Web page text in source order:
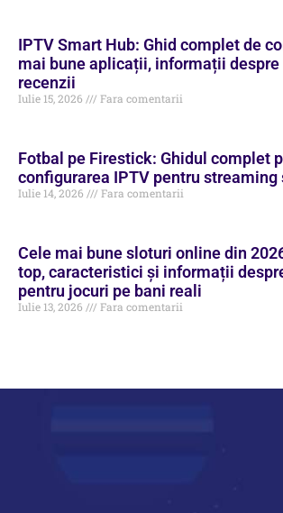
IPTV Smart Hub: Ghid complet de
mai bune aplicații, informații despre
recenzii
Iulie 15, 2026 Fara comentarii
Fotbal pe Firestick: Ghidul complet
configurarea IPTV pentru streaming
Iulie 14, 2026 Fara comentarii
Cele mai bune sloturi online din
top, caracteristici și informații
pentru jocuri pe bani reali
Iulie 13, 2026 Fara comentarii